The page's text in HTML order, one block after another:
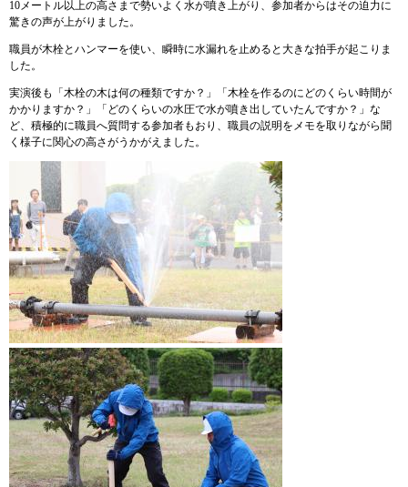
10メートル以上の高さまで勢いよく水が噴き上がり、参加者からはその迫力に
驚きの声が上がりました。
職員が木栓とハンマーを使い、瞬時に水漏れを止めると大きな拍手が起こりま
した。
実演後も「木栓の木は何の種類ですか？」「木栓を作るのにどのくらい時間が
かかりますか？」「どのくらいの水圧で水が噴き出していたんですか？」な
ど、積極的に職員へ質問する参加者もおり、職員の説明をメモを取りながら聞
く様子に関心の高さがうかがえました。